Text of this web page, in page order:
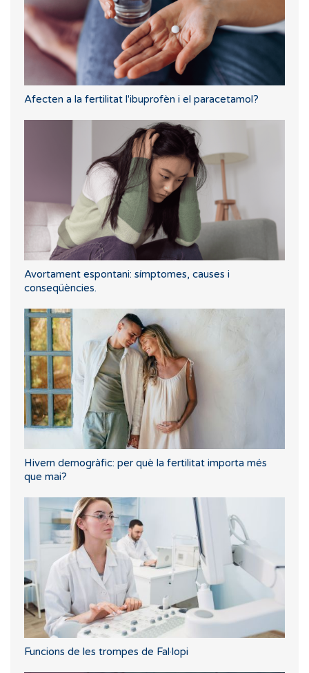
Afecten a la fertilitat l'ibuprofèn i el paracetamol?
Avortament espontani: símptomes, causes i
conseqüències.
Hivern demogràfic: per què la fertilitat importa més
que mai?
Funcions de les trompes de Fal·lopi